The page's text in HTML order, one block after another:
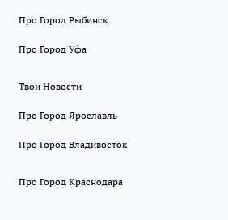
Про Город Рыбинск
Про Город Уфа
Твои Новости
Про Город Ярославль
Про Город Владивосток
Про Город Краснодара